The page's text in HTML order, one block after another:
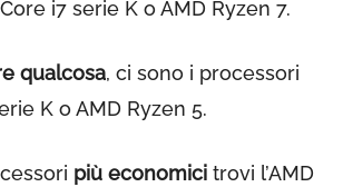
i7 serie K o AMD Ryzen 7.
qualcosa, ci sono i processori
K o AMD Ryzen 5.
più economici trovi l’AMD